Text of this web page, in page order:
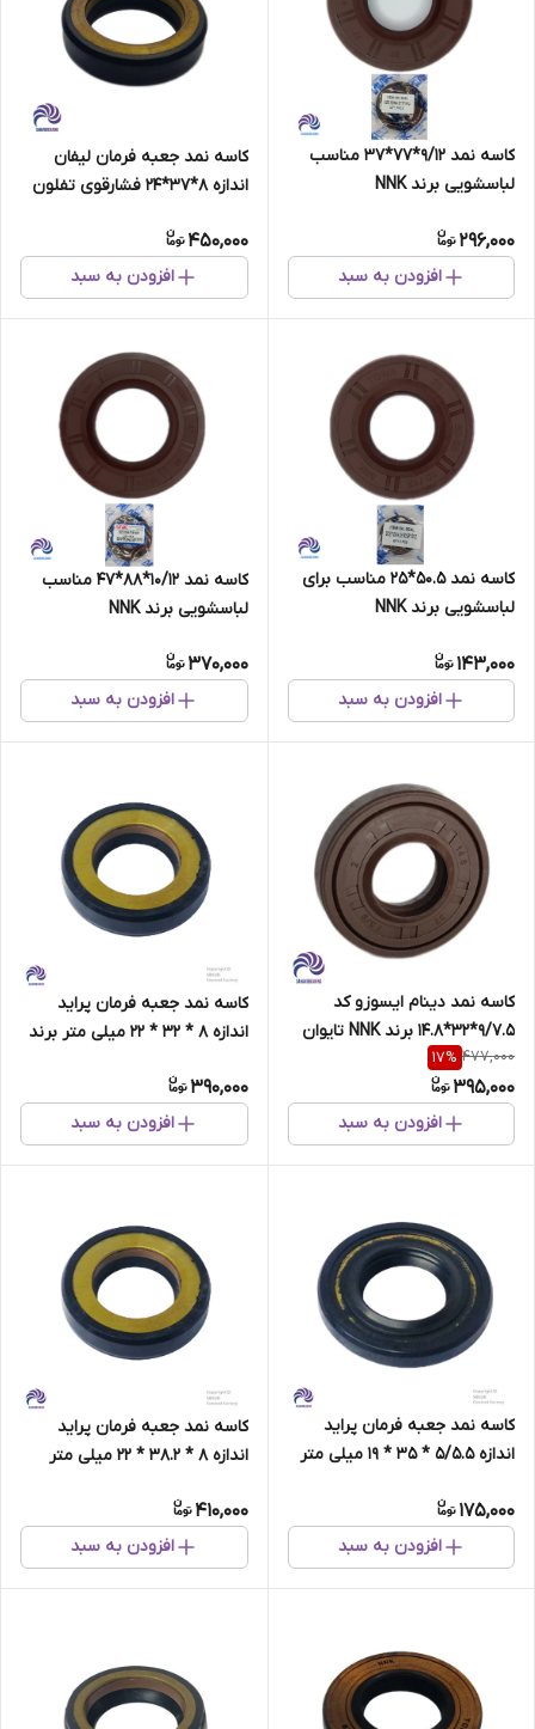
کاسه نمد 9/12*77*37 مناسب
لباسشویی برند NNK
296,000
افزودن به سبد
کاسه نمد جعبه فرمان لیفان
اندازه 8*37*24 فشارقوی تفلون
450,000
افزودن به سبد
کاسه نمد 50.5*25 مناسب برای
لباسشویی برند NNK
143,000
افزودن به سبد
کاسه نمد 10/12*88*47 مناسب
لباسشویی برند NNK
370,000
افزودن به سبد
کاسه نمد دینام ایسوزو کد
9/7.5*32*14.8 برند NNK تایوان
477,000
17%
395,000
افزودن به سبد
کاسه نمد جعبه فرمان پراید
اندازه 8 * 32 * 22 میلی متر برند
390,000
افزودن به سبد
کاسه نمد جعبه فرمان پراید
اندازه 5/5.5 * 35 * 19 میلی متر
175,000
افزودن به سبد
کاسه نمد جعبه فرمان پراید
اندازه 8 * 38.2 * 22 میلی متر
410,000
افزودن به سبد